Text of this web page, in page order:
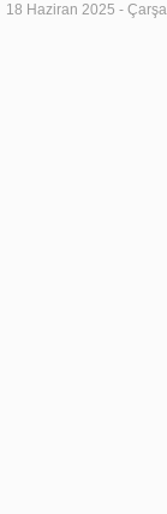
18 Haziran 2025 -